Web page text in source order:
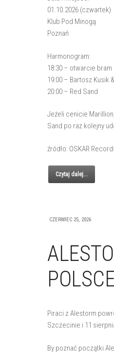
01.10.2026 (czwartek)
Klub Pod Minogą
Poznań
Harmonogram:
18:30 – otwarcie bram
19:00 – Bartosz Kusik
20:00 – Red Sand
Jeżeli cenicie
Sand po raz kolejny
źródło: OSKAR
Czytaj dalej...
CZERWIEC 25, 2026
Piraci z Alestorm
Szczecinie i 11
By poznać początki